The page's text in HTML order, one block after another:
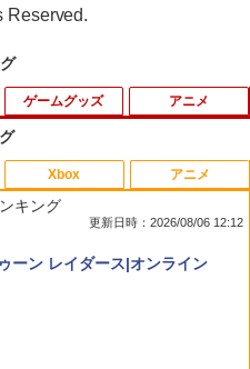
Reserved.
Kick-Off! 【Switch2】
ックカバー コントローラー
ィックキャップ PS4 コント
/ PS5 コントローラー / PS5 コ
リ防止 全面保護 快適なグリ
単 DualSense DualShock4
ゲームグッズ
サシン クリード4 ブラック フ
アニメ
Blu−ray】僕のヒーローアカ
．3 / 長崎健司【監督】
キング
更新日時：2026/08/06 12:12
ーン レイダース|オンライン
Xbox アニメ